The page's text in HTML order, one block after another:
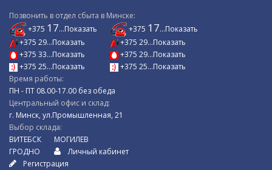
Позвонить в отдел сбыта в Минске:
+375 17...Показать
+375 29...Показать
+375 33...Показать
+375 25...Показать
+375 17...Показать
+375 29...Показать
+375 29...Показать
+375 25...Показать
Время работы:
ПН - ПТ 08.00-17.00 без обеда
Центральный офис и склад:
г. Минск, ул.Промышленная, 21
Выбор склада:
ВИТЕБСК
ГРОДНО
МОГИЛЕВ
Личный кабинет
Регистрация